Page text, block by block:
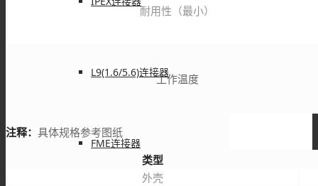
L9(1.6/5.6)连接器
FME连接器
耐用性（最小）
工作温度
注释： 具体规格参考图纸
类型
外壳